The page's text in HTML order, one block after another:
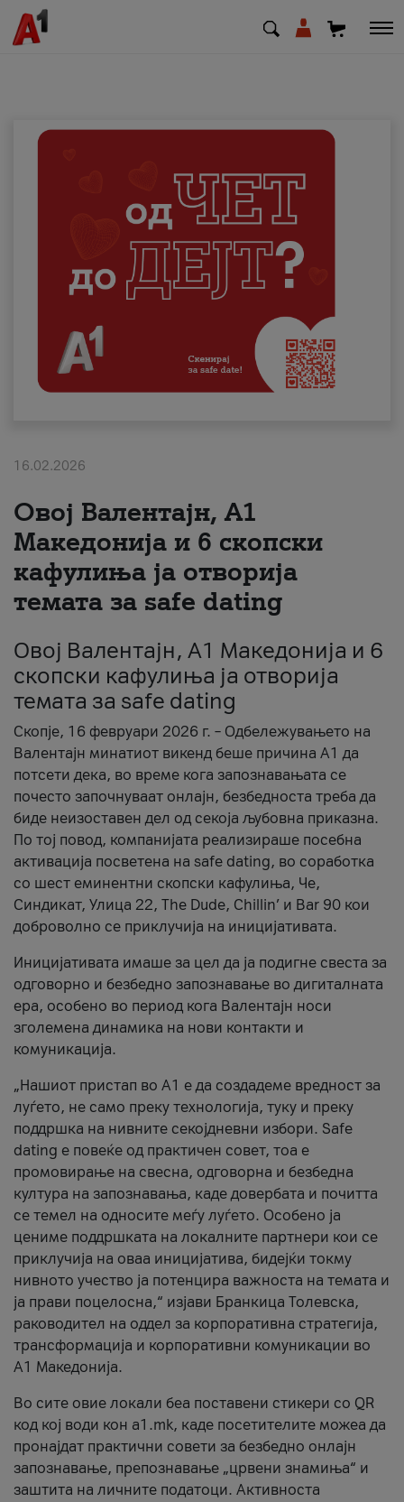
Деловни
Поддршка
Надополни кредит
Плати сметка
#ПодобарОнлајн
16.02.2026
Овој Валентајн, A1
Македонија и 6 скопски
кафулиња ја отворија
темата за safe dating
Овој Валентајн, A1 Македонија и 6
скопски кафулиња ја отворија
темата за safe dating
Скопје, 16 февруари 2026 г. – Одбележувањето на
Валентајн минатиот викенд беше причина А1 да
потсети дека, во време кога запознавањата се
почесто започнуваат онлајн, безбедноста треба да
биде неизоставен дел од секоја љубовна приказна.
По тој повод, компанијата реализираше посебна
активација посветена на safe dating, во соработка
со шест еминентни скопски кафулиња, Че,
Синдикат, Улица 22, The Dude, Chillin’ и Bar 90 кои
доброволно се приклучија на иницијативата.
Иницијативата имаше за цел да ја подигне свеста за
одговорно и безбедно запознавање во дигиталната
ера, особено во период кога Валентајн носи
зголемена динамика на нови контакти и
комуникација.
„Нашиот пристап во А1 е да создадеме вредност за
луѓето, не само преку технологија, туку и преку
поддршка на нивните секојдневни избори. Safe
dating е повеќе од практичен совет, тоа е
промовирање на свесна, одговорна и безбедна
култура на запознавања, каде довербата и почитта
се темел на односите меѓу луѓето. Особено ја
цениме поддршката на локалните партнери кои се
приклучија на оваа иницијатива, бидејќи токму
нивното учество ја потенцира важноста на темата и
ја прави поцелосна,“ изјави Бранкица Толевска,
раководител на оддел за корпоративна стратегија,
трансформација и корпоративни комуникации во
А1 Македонија.
Во сите овие локали беа поставени стикери со QR
код кој води кон a1.mk, каде посетителите можеа да
пронајдат практични совети за безбедно онлајн
запознавање, препознавање „црвени знамиња“ и
заштита на личните податоци. Активноста